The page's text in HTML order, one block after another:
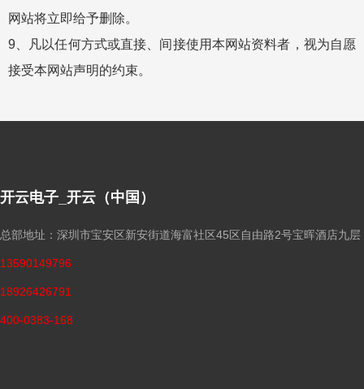
网站将立即给予删除。
9、凡以任何方式或直接、间接使用本网站资料者，视为自愿
接受本网站声明的约束。
开云电子_开云（中国）
总部地址：深圳市宝安区新安街道海富社区45区自由路2号宝晖酒店九层
13590149796
18926426791
400-0383-168